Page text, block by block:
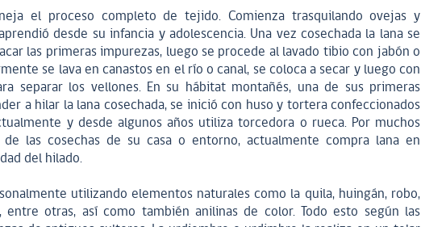
el proceso completo de tejido. Comienza trasquilando ovejas y
desde su infancia y adolescencia. Una vez cosechada la lana se
las primeras impurezas, luego se procede al lavado tibio con jabón o
se lava en canastos en el río o canal, se coloca a secar y luego con
separar los vellones. En su hábitat montañés, una de sus primeras
a hilar la lana cosechada, se inició con huso y tortera confeccionados
y desde algunos años utiliza torcedora o rueca. Por muchos
las cosechas de su casa o entorno, actualmente compra lana en
del hilado.
utilizando elementos naturales como la quila, huingán, robo,
entre otras, así como también anilinas de color. Todo esto según las